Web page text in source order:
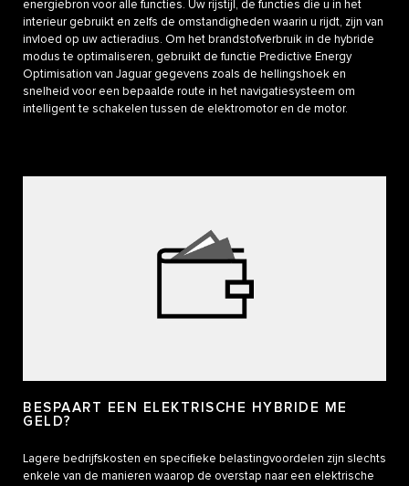
energiebron voor alle functies. Uw rijstijl, de functies die u in het
interieur gebruikt en zelfs de omstandigheden waarin u rijdt, zijn van
invloed op uw actieradius. Om het brandstofverbruik in de hybride
modus te optimaliseren, gebruikt de functie Predictive Energy
Optimisation van Jaguar gegevens zoals de hellingshoek en
snelheid voor een bepaalde route in het navigatiesysteem om
intelligent te schakelen tussen de elektromotor en de motor.
BESPAART EEN ELEKTRISCHE HYBRIDE ME
GELD?
Lagere bedrijfskosten en specifieke belastingvoordelen zijn slechts
enkele van de manieren waarop de overstap naar een elektrische